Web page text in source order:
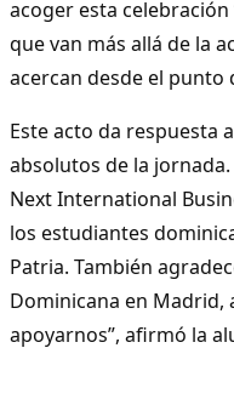
acoger esta
que van más allá de la
acercan desde el punto
Este acto da respuesta
absolutos de la
Next International
los estudiantes
Patria. También
Dominicana en Madrid,
apoyarnos”, afirmó la